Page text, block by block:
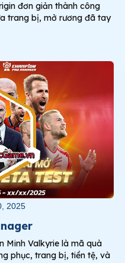
đơn giản thành công
trang bị, mở rương đã tay
2025
Minh Valkyrie là mã quà
phục, trang bị, tiền tệ, và